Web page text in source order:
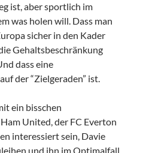
ist, aber sportlich im
was holen will. Dass man
sicher in den Kader
Gehaltsbeschränkung
dass eine
der “Zielgeraden” ist.
ein bisschen
United, der FC Everton
interessiert sein, Davie
und ihn im Optimalfall